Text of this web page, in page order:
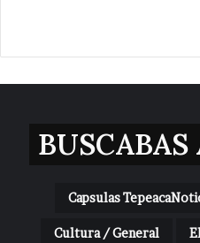
BUSCABAS
Capsulas
Cultura / General